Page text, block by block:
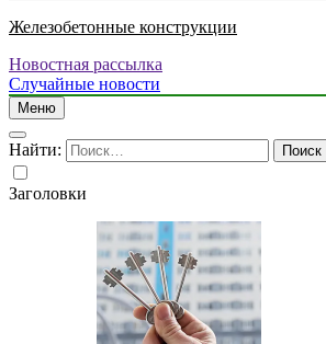
Железобетонные конструкции
Новостная рассылка
Случайные новости
Меню
Найти:
Заголовки